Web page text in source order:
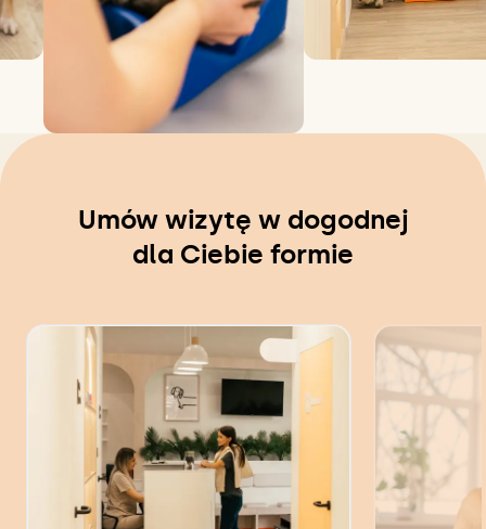
Umów wizytę w dogodnej
dla Ciebie formie